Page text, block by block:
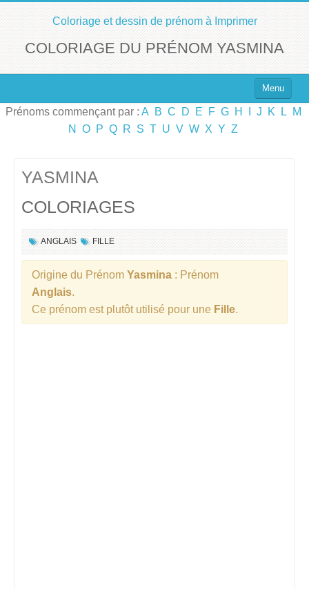
Coloriage et dessin de prénom à Imprimer
COLORIAGE DU PRÉNOM YASMINA
Menu
Top 100 des Prénoms
Prénoms commençant par : A B C D E F G H J K L
M
N
O P Q R S T U V W X Y Z
YASMINA
COLORIAGES
ANGLAIS FILLE
Origine du Prénom Yasmina : Prénom
Anglais.
Ce prénom est plutôt utilisé pour une Fille.